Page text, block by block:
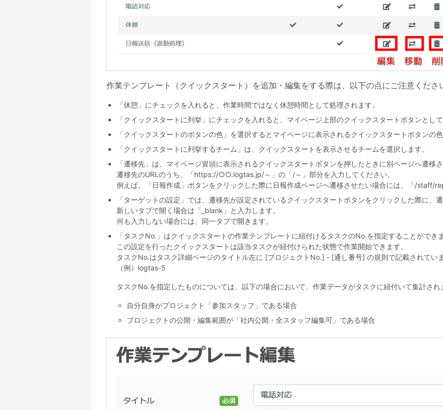
作業テンプレート（クイックスタート）を追加・編集をする際は、以下の点にご注意くださ
「休憩」にチェックを入れると、作業時間ではなく休憩時間として処理されます。
「クイックスタートに列挙」にチェックを入れると、マイページ上部のクイックスタートボタンとして
「クイックスタートのボタンの色」を選択するとマイページに表示されるクイックスタートボタンの
「クイックスタートに列挙するチーム」は、クイックスタートを表示させるチームを選択します。
「遷移先」は、マイページ冒頭に表示されるクイックスタートボタンを押したときに別ページへ遷移
遷移先のURLのうち、「https://○○.logtas.jp/～」の「/～」部分を入力してください。
例えば、「日報作成」ボタンをクリックした際に日報作成ページへ遷移させたい場合には、「/staff/
「ターゲットの設定」では、遷移先が設定されているクイックスタートボタンをクリックした際に、
新しいタブで開く場合は「_blank」と入力します。
何も入力しない場合には、同一タブで開きます。
「タスクNo.」はクイックスタートの作業テンプレートに紐付けるタスクのNo.を指定することができま
この設定を行ったクイックスタートは該当タスクが紐付けられた状態で作業開始できます。
タスクNo.はタスク詳細ページのタイトル左に [プロジェクトNo.] - [通し番号] の規則で記載されていま
（例）logtas-5
タスクNo.を指定したものについては、以下の場合において、作業データがタスクに紐付いて集計され
自分自身がプロジェクト「参加スタッフ」である場合
プロジェクトの公開・編集範囲が「社内公開・全スタッフ編集可」である場合